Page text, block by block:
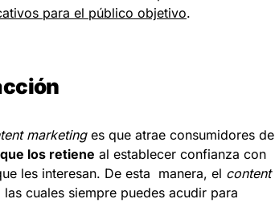
para el público objetivo.
marketinges que atrae consumidores de
los retiene al establecer confianza con
les interesan. De esta manera, el content
cuales siempre puedes acudir para